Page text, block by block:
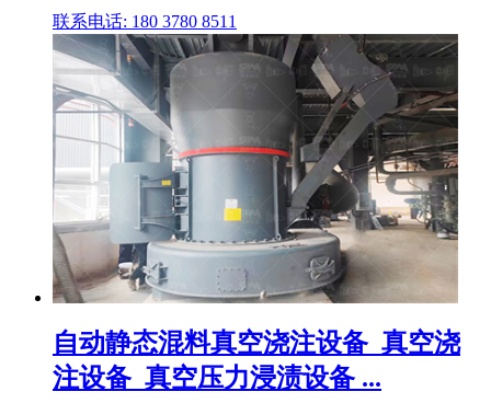
联系电话: 180 3780 8511
自动静态混料真空浇注设备_真空浇
注设备_真空压力浸渍设备 ...